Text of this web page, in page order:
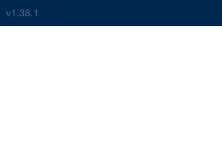
v1.38.1